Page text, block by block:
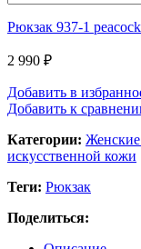
Рюкзак 937-1
2 990 ₽
Добавить в
Добавить к
Категории: Женские
искусственной кожи
Теги: Рюкзак
Поделиться: